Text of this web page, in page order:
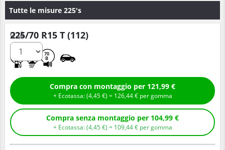
Tutte le misure 225's
225/70 R15 T (112)
70
B
Q.tà
Compra con montaggio per 121,99 €
+ Ecotassa: (4,45€ ) = 126,44€ per gomma
Compra senza montaggio per 104,99 €
+ Ecotassa: (4,45€ ) = 109,44€ per gomma